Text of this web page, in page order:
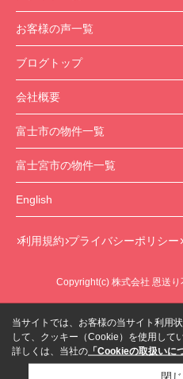
お客様の声一覧
ブログトップ
会社概要
富士市の物件一覧
富士宮市の物件一覧
English
利用規約 プライバシーポリシー
Copyright(c) 株式会社 恩送
当サイトでは、お客様の当サイト利用
して、クッキー（Cookie）を使用してい
詳しくは、当社の 「Cookieの取扱いに
閉